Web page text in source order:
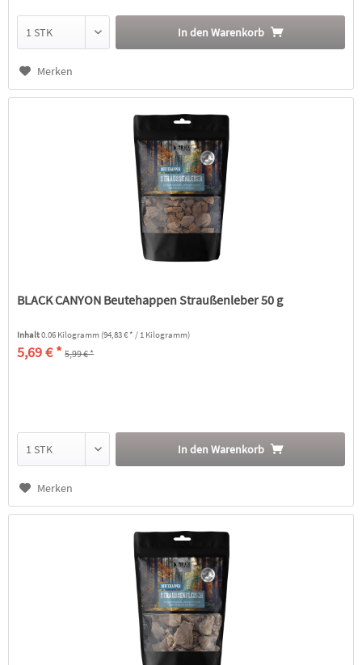
In den Warenkorb
Merken
BLACK CANYON Beutehappen Straußenleber 50 g
Inhalt0.06 Kilogramm (94,83 € * / 1 Kilogramm)
5,69 € * 5,99 € *
In den Warenkorb
Merken